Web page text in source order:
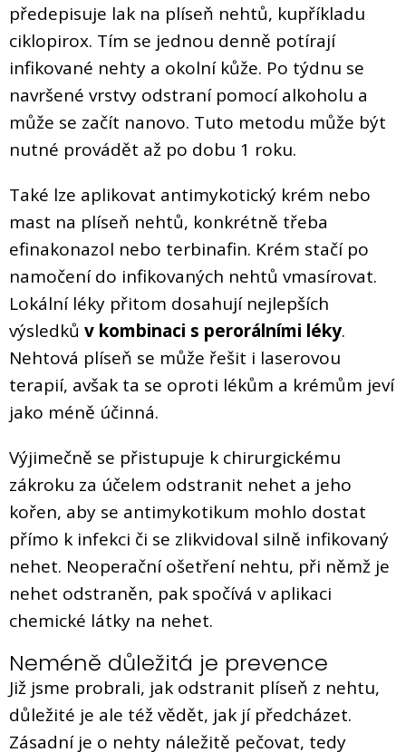
předepisuje lak na plíseň nehtů, kupříkladu
ciklopirox. Tím se jednou denně potírají
infikované nehty a okolní kůže. Po týdnu se
navršené vrstvy odstraní pomocí alkoholu a
může se začít nanovo. Tuto metodu může být
nutné provádět až po dobu 1 roku.
Také lze aplikovat antimykotický krém nebo
mast na plíseň nehtů, konkrétně třeba
efinakonazol nebo terbinafin. Krém stačí po
namočení do infikovaných nehtů vmasírovat.
Lokální léky přitom dosahují nejlepších
výsledků v kombinaci s perorálními léky.
Nehtová plíseň se může řešit i laserovou
terapií, avšak ta se oproti lékům a krémům jeví
jako méně účinná.
Výjimečně se přistupuje k chirurgickému
zákroku za účelem odstranit nehet a jeho
kořen, aby se antimykotikum mohlo dostat
přímo k infekci či se zlikvidoval silně infikovaný
nehet. Neoperační ošetření nehtu, při němž je
nehet odstraněn, pak spočívá v aplikaci
chemické látky na nehet.
Neméně důležitá je prevence
Již jsme probrali, jak odstranit plíseň z nehtu,
důležité je ale též vědět, jak jí předcházet.
Zásadní je o nehty náležitě pečovat, tedy